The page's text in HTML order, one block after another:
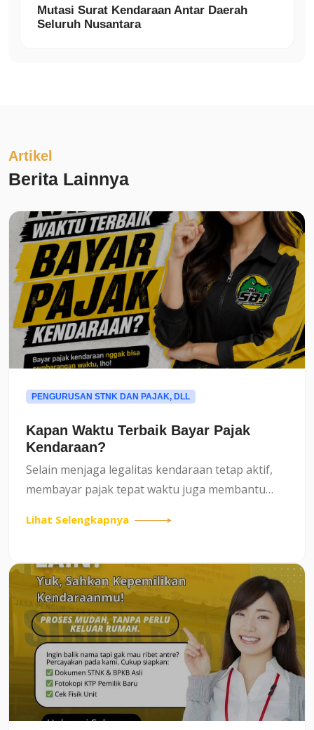
Mutasi Surat Kendaraan Antar Daerah
Seluruh Nusantara
Artikel
Berita Lainnya
PENGURUSAN STNK DAN PAJAK, DLL
Kapan Waktu Terbaik Bayar Pajak
Kendaraan?
Selain menjaga legalitas kendaraan tetap aktif,
membayar pajak tepat waktu juga membantu
terkena razia, perpanjangan STNK, hingga
Lihat Selengkapnya